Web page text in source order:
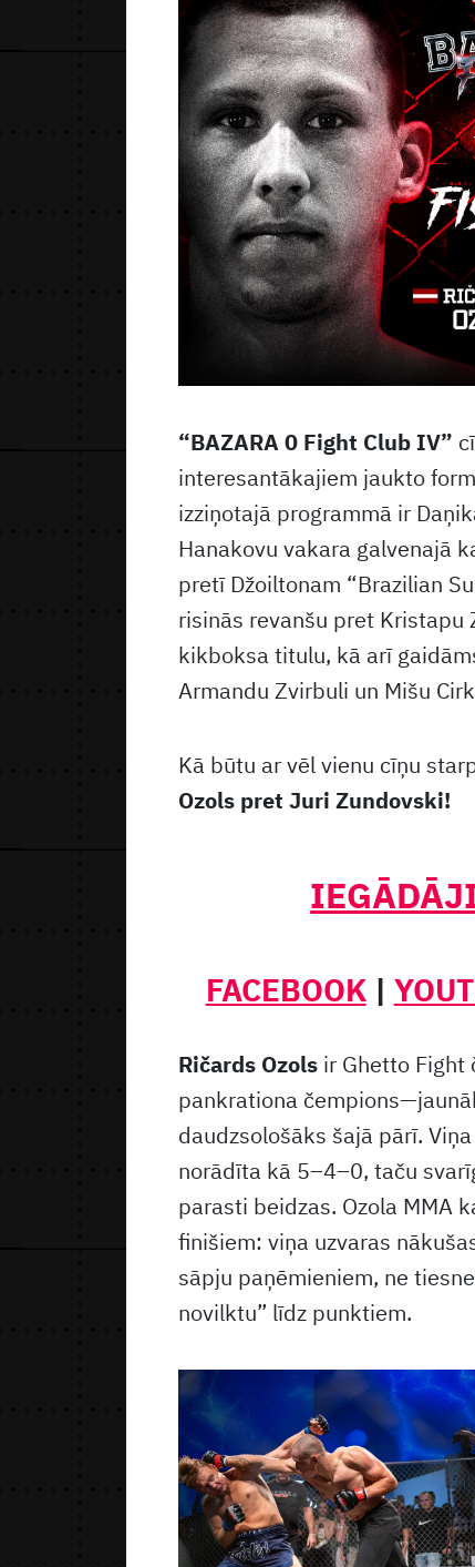
“BAZARA 0 Fight Club IV”
interesantākajiem jaukto
izziņotajā programmā ir
Hanakovu vakara galvenajā
pretī Džoiltonam “Brazilian
risinās revanšu pret Kristapu
kikboksa titulu, kā arī
Armandu Zvirbuli un Mišu
Kā būtu ar vēl vienu cīņu
Ozols pret Juri Zundovski!
FACEBOOK|
Ričards Ozols ir Ghetto Fight
pankrationa
daudzsološāks šajā pārī.
norādīta kā 5–4–0, taču
parasti beidzas. Ozola MMA
finišiem: viņa uzvaras
sāpju paņēmieniem, ne
novilktu” līdz punktiem.